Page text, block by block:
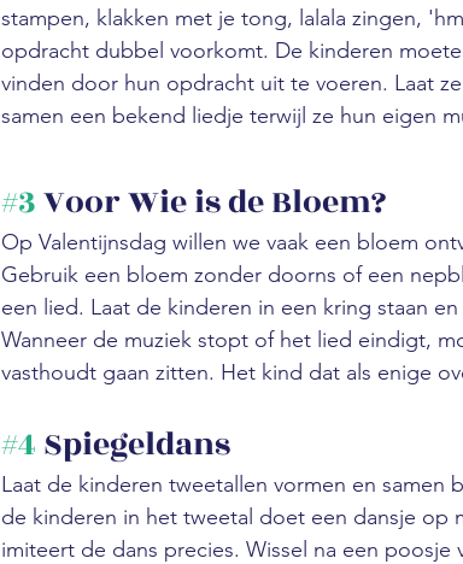
stampen, klakken met je tong, lalala zingen,
opdracht dubbel voorkomt. De kinderen
vinden door hun opdracht uit te voeren. Laat
samen een bekend liedje terwijl ze hun eigen
#3 Voor Wie is de Bloem?
Op Valentijnsdag willen we vaak een bloem
Gebruik een bloem zonder doorns of een
een lied. Laat de kinderen in een kring staan
Wanneer de muziek stopt of het lied eindigt,
vasthoudt gaan zitten. Het kind dat als enige
#4 Spiegeldans
Laat de kinderen tweetallen vormen en samen
de kinderen in het tweetal doet een dansje op
imiteert de dans precies. Wissel na een poosje